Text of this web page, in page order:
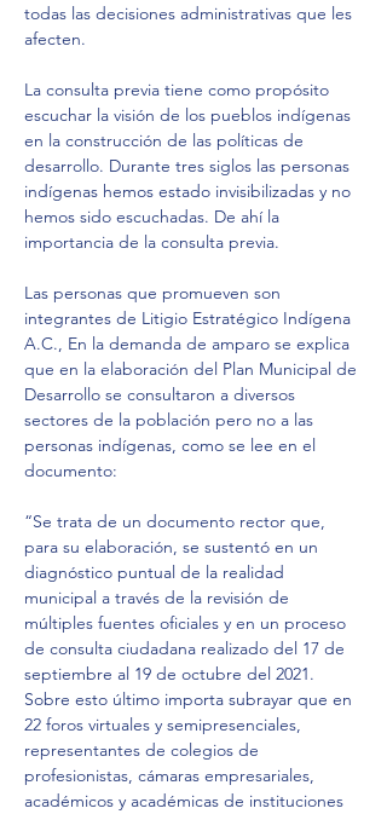
todas las decisiones administrativas que les
afecten.
La consulta previa tiene como propósito
escuchar la visión de los pueblos indígenas
en la construcción de las políticas de
desarrollo. Durante tres siglos las personas
indígenas hemos estado invisibilizadas y no
hemos sido escuchadas. De ahí la
importancia de la consulta previa.
Las personas que promueven son
integrantes de Litigio Estratégico Indígena
A.C., En la demanda de amparo se explica
que en la elaboración del Plan Municipal de
Desarrollo se consultaron a diversos
sectores de la población pero no a las
personas indígenas, como se lee en el
documento:
“Se trata de un documento rector que,
para su elaboración, se sustentó en un
diagnóstico puntual de la realidad
municipal a través de la revisión de
múltiples fuentes oficiales y en un proceso
de consulta ciudadana realizado del 17 de
septiembre al 19 de octubre del 2021.
Sobre esto último importa subrayar que en
22 foros virtuales y semipresenciales,
representantes de colegios de
profesionistas, cámaras empresariales,
académicos y académicas de instituciones